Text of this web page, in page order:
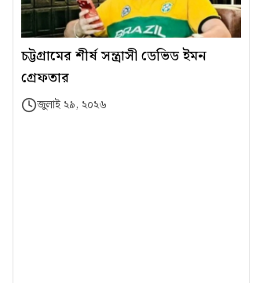
চট্টগ্রামের শীর্ষ সন্ত্রাসী ডেভিড ইমন
গ্রেফতার
জুলাই ২৯, ২০২৬